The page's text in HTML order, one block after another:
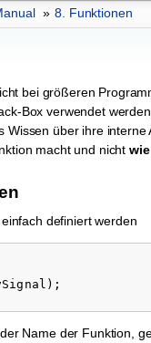
» 8. Funktionen
bei größeren
Box verwendet
Wissen über ihre
macht und nichtwie
definiert werden
);
Name der Funktion,